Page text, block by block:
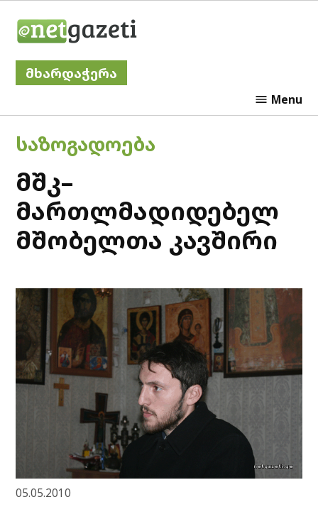
მხარდაჭერა
Menu
POSTED
IN
ᲡᲐᲖᲝᲒᲐᲓᲝᲔᲑᲐ
მშკ–
მართლმადიდებელ
მშობელთა კავშირი
05.05.2010